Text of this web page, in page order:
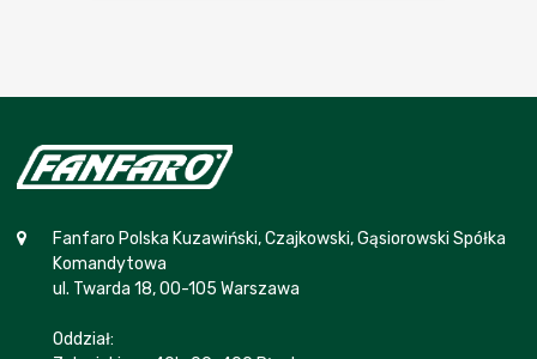
Fanfaro Polska Kuzawiński, Czajkowski, Gąsiorowski Spółka
Komandytowa
ul. Twarda 18, 00-105 Warszawa
Oddział: